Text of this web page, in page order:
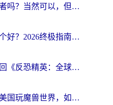
身在国外可以玩王者吗？当然可以，但你需要这份“加速”指南
海外游戏加速器哪个好？2026终极指南帮你畅玩国服+解决卡顿难题
身在海外，如何找回《反恐精英：全球攻势》国服的丝滑手感？一份给你的终极指南
从纽约到暴风城：美国玩魔兽世界，如何找到你的最佳网络航线